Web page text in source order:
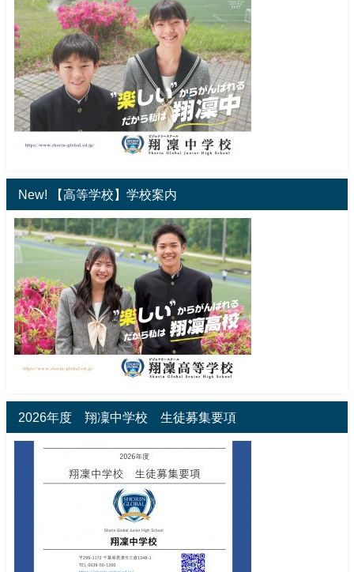
New! 【高等学校】学校案内
2026年度 翔凜中学校 生徒募集要項